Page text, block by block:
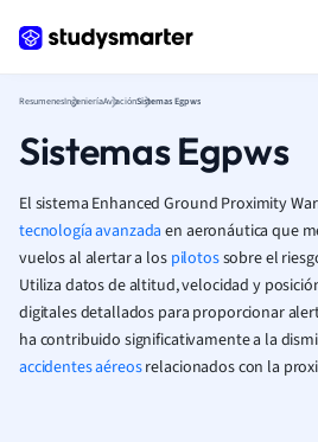
ResumenesIngenieríaAviaciónSistemas Egpws
Sistemas Egpws
El sistema Enhanced Ground Proximity
tecnología avanzada en aeronáutica que
vuelos al alertar a los pilotossobre el
Utiliza datos de altitud, velocidad y
digitales detallados para proporcionar
ha contribuido significativamente a la
accidentes aéreosrelacionados con la